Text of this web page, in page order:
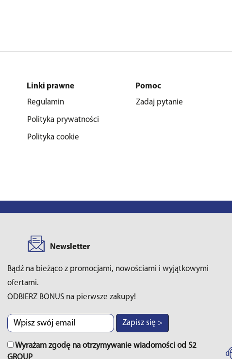
Linki prawne
Regulamin
Polityka prywatności
Polityka cookie
Pomoc
Zadaj pytanie
Newsletter
Bądź na bieżąco z promocjami, nowościami i wyjątkowymi
ofertami.
ODBIERZ BONUS na pierwsze zakupy!
Zapisz się >
Wyrażam zgodę na otrzymywanie wiadomości od S2
GROUP